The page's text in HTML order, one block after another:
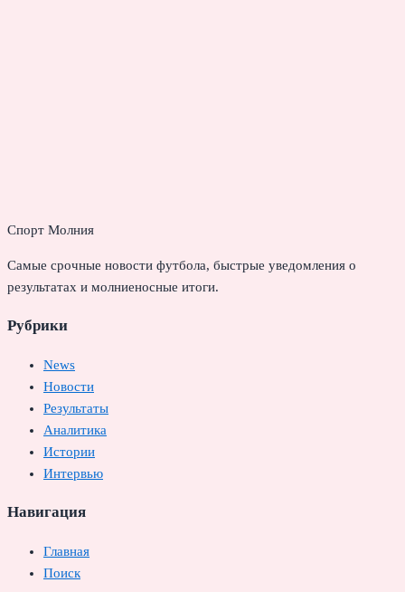
Спорт Молния
Самые срочные новости футбола, быстрые уведомления о
результатах и молниеносные итоги.
Рубрики
News
Новости
Результаты
Аналитика
Истории
Интервью
Навигация
Главная
Поиск